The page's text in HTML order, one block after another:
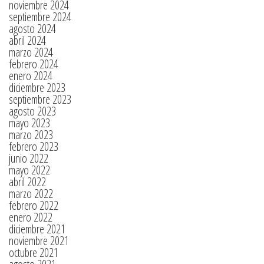
noviembre 2024
septiembre 2024
agosto 2024
abril 2024
marzo 2024
febrero 2024
enero 2024
diciembre 2023
septiembre 2023
agosto 2023
mayo 2023
marzo 2023
febrero 2023
junio 2022
mayo 2022
abril 2022
marzo 2022
febrero 2022
enero 2022
diciembre 2021
noviembre 2021
octubre 2021